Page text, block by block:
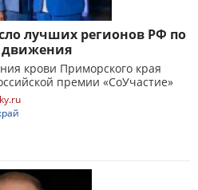
лучших регионов РФ по
движения
крови Приморского края
премии «СоУчастие»